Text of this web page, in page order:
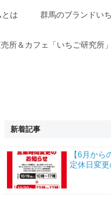
とは 群馬のブランドい
所＆カフェ「いちご研究所」
新着記事
【6月から
定休日変更